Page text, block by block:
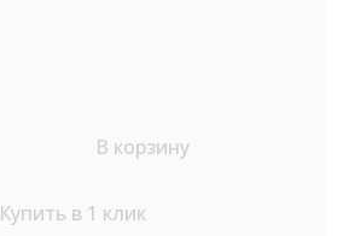
В корзину
Купить в 1 клик